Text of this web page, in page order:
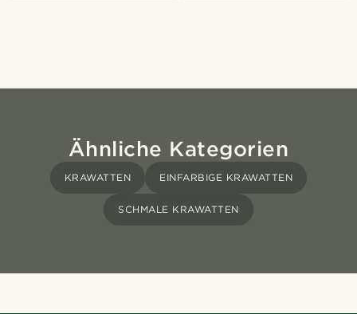
Ähnliche Kategorien
KRAWATTEN EINFARBIGE KRAWATTEN
SCHMALE KRAWATTEN